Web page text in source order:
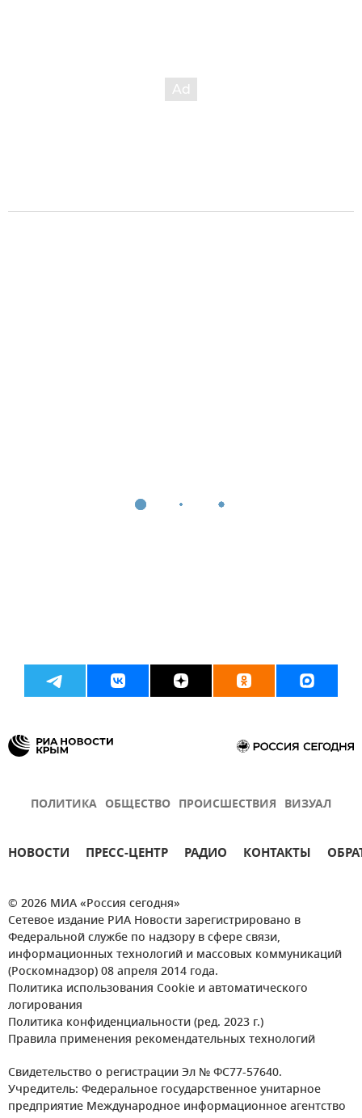
ПОЛИТИКА ОБЩЕСТВО ПРОИСШЕСТВИЯ ВИЗУАЛ
НОВОСТИ ПРЕСС-ЦЕНТР РАДИО КОНТАКТЫ
© 2026 МИА «Россия сегодня»
Сетевое издание РИА Новости зарегистрировано в
Федеральной службе по надзору в сфере связи,
информационных технологий и массовых коммуникаций
(Роскомнадзор) 08 апреля 2014 года.
Политика использования Cookie и автоматического
логирования
Политика конфиденциальности (ред. 2023 г.)
Правила применения рекомендательных технологий
Свидетельство о регистрации Эл № ФС77-57640.
Учредитель: Федеральное государственное унитарное
предприятие Международное информационное агентство